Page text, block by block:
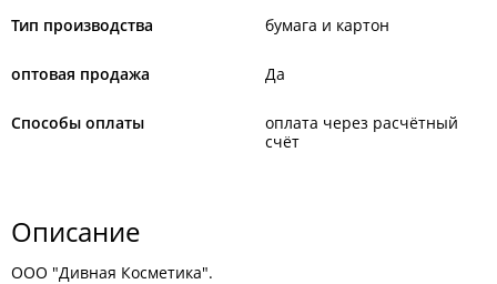
Тип производства бумага и картон
оптовая продажа Да
Способы оплаты
оплата через расчётный
счёт
Описание
ООО "Дивная Косметика".